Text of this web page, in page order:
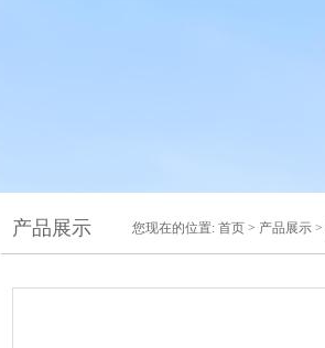
产品展示 您现在的位置: 首页 > 产品展示 >